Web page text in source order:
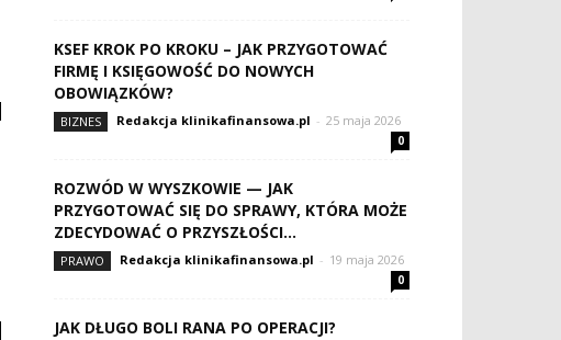
KSEF KROK PO KROKU – JAK PRZYGOTOWAĆ
FIRMĘ I KSIĘGOWOŚĆ DO NOWYCH
OBOWIĄZKÓW?
BIZNES Redakcja klinikafinansowa.pl - 25 maja 2026
0
ROZWÓD W WYSZKOWIE — JAK
PRZYGOTOWAĆ SIĘ DO SPRAWY, KTÓRA MOŻE
ZDECYDOWAĆ O PRZYSZŁOŚCI...
PRAWO Redakcja klinikafinansowa.pl - 19 maja 2026
0
JAK DŁUGO BOLI RANA PO OPERACJI?